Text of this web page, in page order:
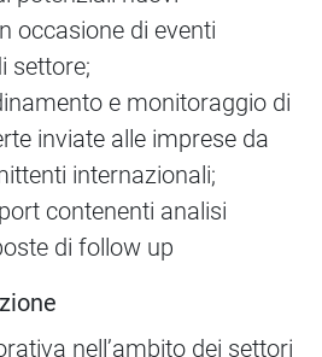
occasione di eventi
settore;
e monitoraggio di
inviate alle imprese da
internazionali;
contenenti analisi
di follow up
nell’ambito dei settori